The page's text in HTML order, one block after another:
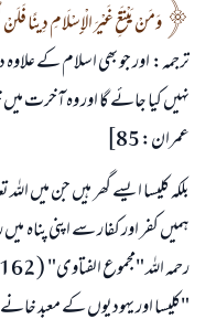
وَمَنْ يَبْتَغِ غَيْرَ الْإِسْلَامِ دِينًا
ترجمہ: اور جو بھی اسلام کے
نہیں کیا جائے گا اور وہ آخرت
عمران: 85]
بلکہ کلیسا ایسے گھر ہیں جن میں
ہمیں کفر اور کفار سے اپنی پناہ
رحمہ اللہ "مجموع الفتاوى" ( 22/162 ) میں کہتے ہیں:
"کلیسا اور یہودیوں کے معبد